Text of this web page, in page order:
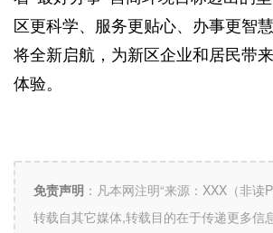
区更科学、服务更贴心、办事更智
将全新启航，为新区企业和居民带
体验。
免责声明 ： 凡本网注明“来源：XXX（非读
转载自其它媒体,转载目的在于传递更多信